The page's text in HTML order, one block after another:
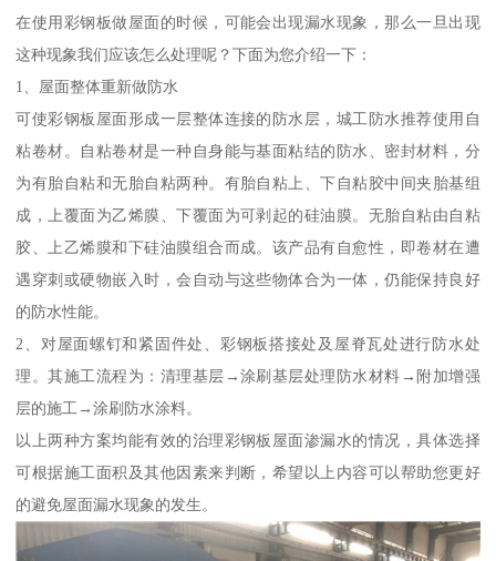
在使用彩钢板做屋面的时候，可能会出现漏水现象，那么一旦出现
这种现象我们应该怎么处理呢？下面为您介绍一下：
1、屋面整体重新做防水
可使彩钢板屋面形成一层整体连接的防水层，城工防水推荐使用自
粘卷材。自粘卷材是一种自身能与基面粘结的防水、密封材料，分
为有胎自粘和无胎自粘两种。有胎自粘上、下自粘胶中间夹胎基组
成，上覆面为乙烯膜、下覆面为可剥起的硅油膜。无胎自粘由自粘
胶、上乙烯膜和下硅油膜组合而成。该产品有自愈性，即卷材在遭
遇穿刺或硬物嵌入时，会自动与这些物体合为一体，仍能保持良好
的防水性能。
2、对屋面螺钉和紧固件处、彩钢板搭接处及屋脊瓦处进行防水处
理。其施工流程为：清理基层→涂刷基层处理防水材料→附加增强
层的施工→涂刷防水涂料。
以上两种方案均能有效的治理彩钢板屋面渗漏水的情况，具体选择
可根据施工面积及其他因素来判断，希望以上内容可以帮助您更好
的避免屋面漏水现象的发生。